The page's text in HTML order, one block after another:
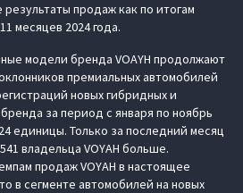
продаж как по итогам
месяцев 2024 года.
модели бренда VOAYH продолжают
премиальных автомобилей
новых гибридных и
за период с января по ноябрь
единицы. Только за последний месяц
владельца VOYAH больше.
продаж VOYAH в настоящее
в сегменте автомобилей на новых